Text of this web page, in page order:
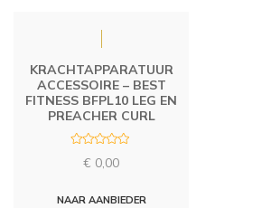
KRACHTAPPARATUUR
ACCESSOIRE – BEST
FITNESS BFPL10 LEG EN
PREACHER CURL
d
€ 0,00
NAAR AANBIEDER